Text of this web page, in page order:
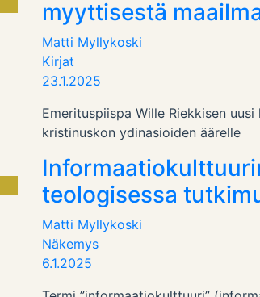
myyttisestä
Matti Myllykoski
Kirjat
23.1.2025
Emerituspiispa Wille Riekkisen
kristinuskon ydinasioiden äärelle
teologisessa
Matti Myllykoski
Näkemys
6.1.2025